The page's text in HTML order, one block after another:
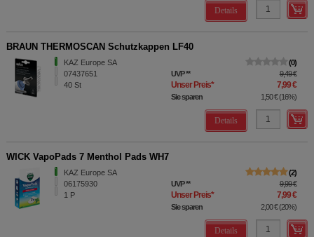
Details
BRAUN THERMOSCAN Schutzkappen LF40
KAZ Europe SA
07437651
40 St
0
UVP** 9,49 €
Unser Preis* 7,99 €
Sie sparen 1,50 €(16%)
Details
WICK VapoPads 7 Menthol Pads WH7
KAZ Europe SA
06175930
1 P
2
UVP** 9,99 €
Unser Preis* 7,99 €
Sie sparen 2,00 €(20%)
Details